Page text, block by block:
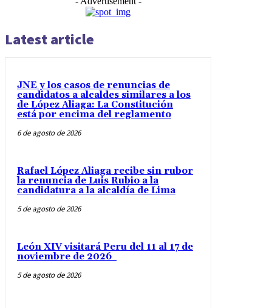
Latest article
JNE y los casos de renuncias de
candidatos a alcaldes similares a los
de López Aliaga: La Constitución
está por encima del reglamento
6 de agosto de 2026
Rafael López Aliaga recibe sin rubor
la renuncia de Luis Rubio a la
candidatura a la alcaldía de Lima
5 de agosto de 2026
León XIV visitará Peru del 11 al 17 de
noviembre de 2026
5 de agosto de 2026